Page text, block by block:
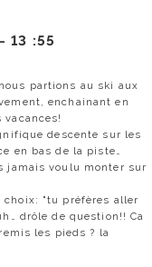
-13 :55
partions au ski aux
enchainant en
vacances!
descente sur les
en bas de la piste…
jamais voulu monter sur
choix: "tu préfères aller
drôle de question!! Ca
les pieds ? la